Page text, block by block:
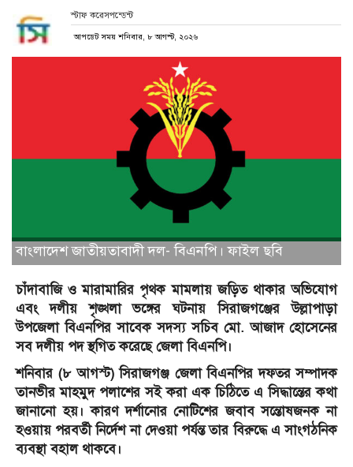
স্টাফ করেসপন্ডেন্ট
আপডেট সময় শনিবার, ৮ আগস্ট, ২০২৬
বাংলাদেশ জাতীয়তাবাদী দল- বিএনপি। ফাইল ছবি
চাঁদাবাজি ও মারামারির পৃথক মামলায় জড়িত থাকার অভিযোগ
এবং দলীয় শৃঙ্খলা ভঙ্গের ঘটনায় সিরাজগঞ্জের উল্লাপাড়া
উপজেলা বিএনপির সাবেক সদস্য সচিব মো. আজাদ হোসেনের
সব দলীয় পদ স্থগিত করেছে জেলা বিএনপি।
শনিবার (৮ আগস্ট) সিরাজগঞ্জ জেলা বিএনপির দফতর সম্পাদক
তানভীর মাহমুদ পলাশের সই করা এক চিঠিতে এ সিদ্ধান্তের কথা
জানানো হয়। কারণ দর্শানোর নোটিশের জবাব সন্তোষজনক না
হওয়ায় পরবর্তী নির্দেশ না দেওয়া পর্যন্ত তার বিরুদ্ধে এ সাংগঠনিক
ব্যবস্থা বহাল থাকবে।